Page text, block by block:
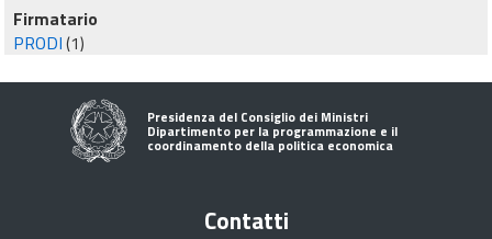
Firmatario
PRODI(1)
Presidenza del Consiglio dei Ministri
Dipartimento per la programmazione e il
coordinamento della politica economica
Contatti